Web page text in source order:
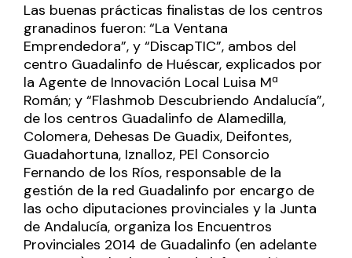
Las buenas prácticas finalistas de los centros
granadinos fueron: “La Ventana
Emprendedora”, y “DiscapTIC”, ambos del
centro Guadalinfo de Huéscar, explicados por
la Agente de Innovación Local Luisa Mª
Román; y “Flashmob Descubriendo Andalucía”,
de los centros Guadalinfo de Alamedilla,
Colomera, Dehesas De Guadix, Deifontes,
Guadahortuna, Iznalloz, PEl Consorcio
Fernando de los Ríos, responsable de la
gestión de la red Guadalinfo por encargo de
las ocho diputaciones provinciales y la Junta
de Andalucía, organiza los Encuentros
Provinciales 2014 de Guadalinfo (en adelante